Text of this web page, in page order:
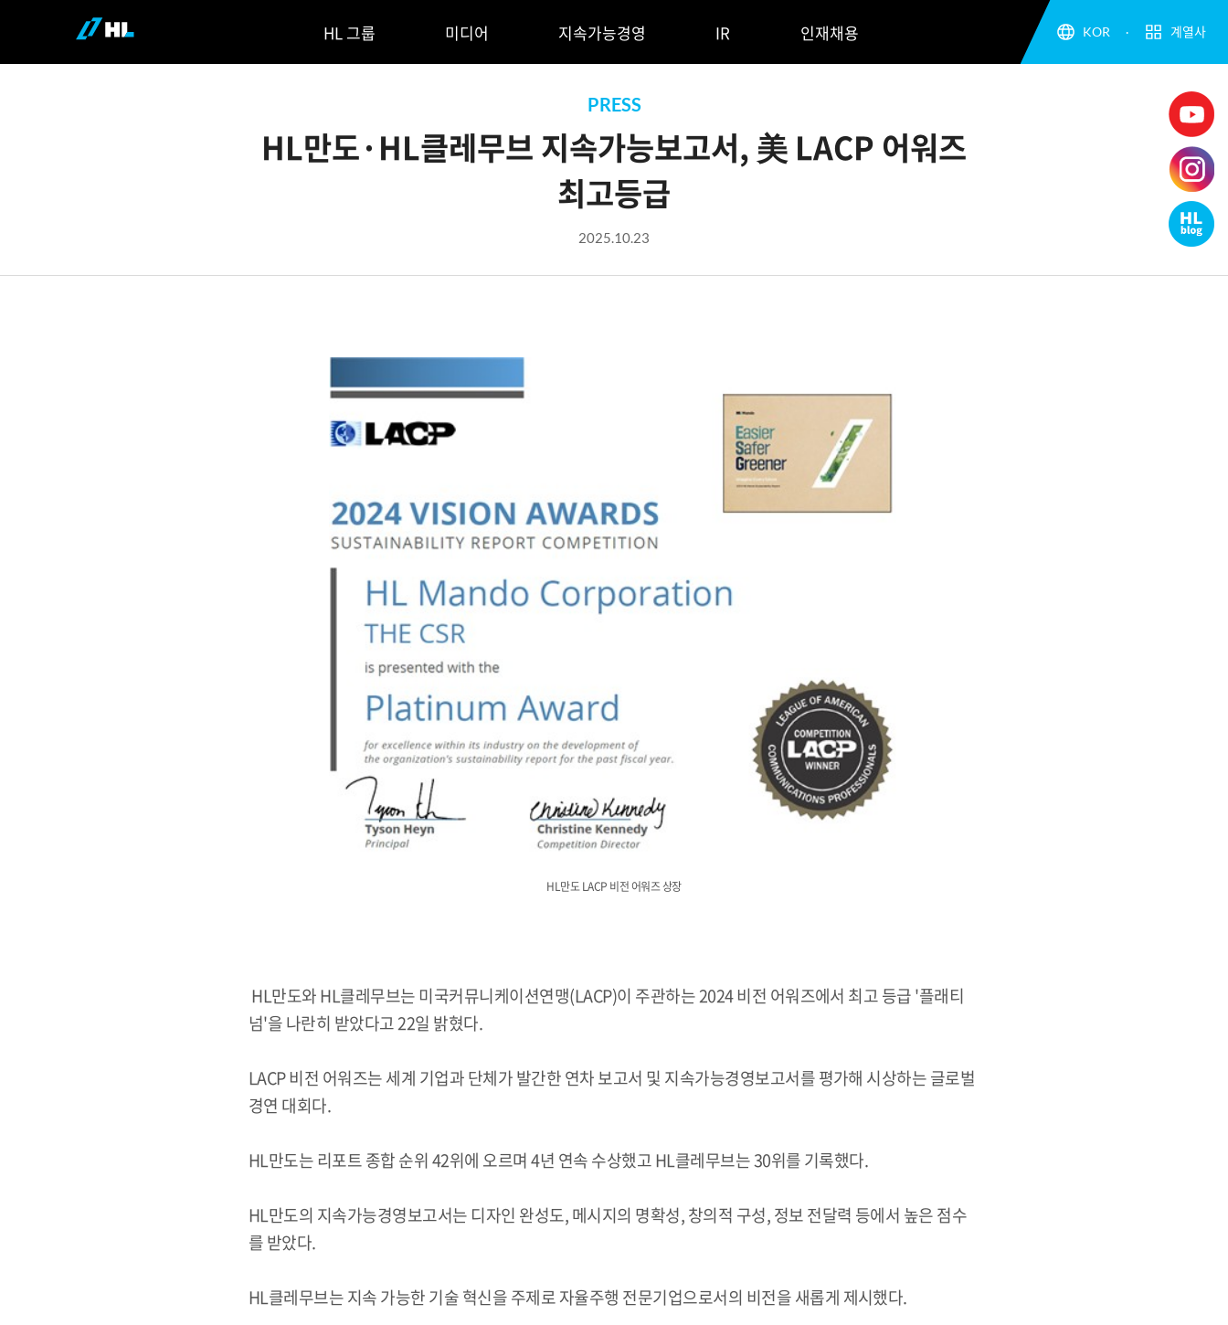
HL 그룹 미디어 지속가능경영 IR 인재채용 KOR 계열사
PRESS
HL만도·HL클레무브 지속가능보고서, 美 LACP 어워즈
최고등급
2025.10.23
HL만도 LACP 비전 어워즈 상장
HL만도와 HL클레무브는 미국커뮤니케이션연맹(LACP)이 주관하는 2024 비전 어워즈에서 최고 등급 '플래티
넘'을 나란히 받았다고 22일 밝혔다.
LACP 비전 어워즈는 세계 기업과 단체가 발간한 연차 보고서 및 지속가능경영보고서를 평가해 시상하는 글로벌
경연 대회다.
HL만도는 리포트 종합 순위 42위에 오르며 4년 연속 수상했고 HL클레무브는 30위를 기록했다.
HL만도의 지속가능경영보고서는 디자인 완성도, 메시지의 명확성, 창의적 구성, 정보 전달력 등에서 높은 점수
를 받았다.
HL클레무브는 지속 가능한 기술 혁신을 주제로 자율주행 전문기업으로서의 비전을 새롭게 제시했다.